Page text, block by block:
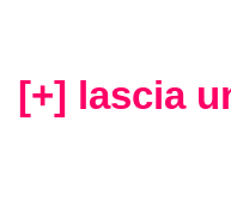
[+] lascia